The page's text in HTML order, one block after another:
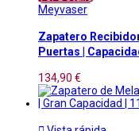
Meyvaser
Zapatero
Puertas |
134,90 €